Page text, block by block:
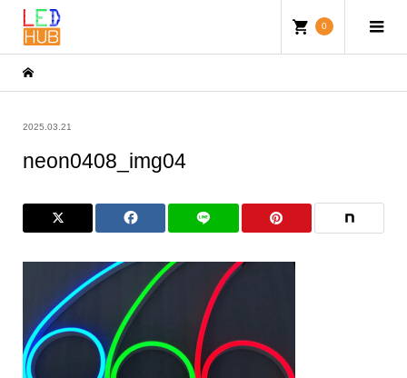
0
2025.03.21
neon0408_img04